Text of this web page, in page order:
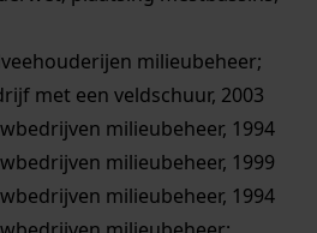
milieubeheer;
met een veldschuur, 2003
milieubeheer, 1994
milieubeheer, 1999
milieubeheer, 1994